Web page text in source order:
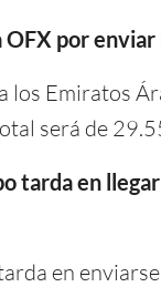
por enviar
los Emiratos
será de
tarda en
en